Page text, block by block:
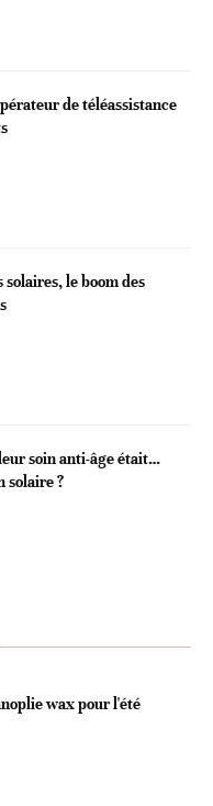
de téléassistance
le boom des
soin anti-âge était…
solaire ?
wax pour l'été